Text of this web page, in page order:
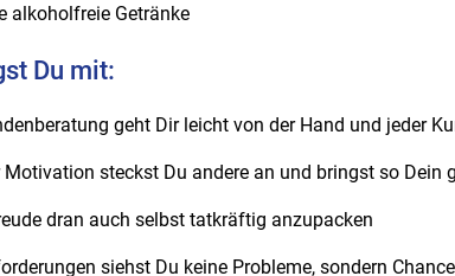
alkoholfreie Getränke
Du mit:
geht Dir leicht von der Hand und jeder
Motivation steckst Du andere an und bringst so Dein
dran auch selbst tatkräftig anzupacken
siehst Du keine Probleme, sondern